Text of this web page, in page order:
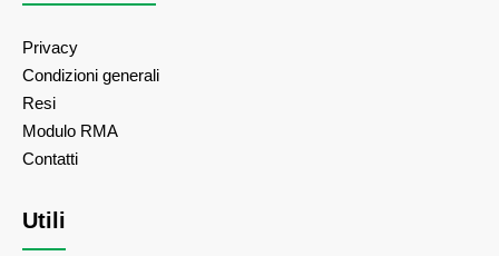
Privacy
Condizioni generali
Resi
Modulo RMA
Contatti
Utili